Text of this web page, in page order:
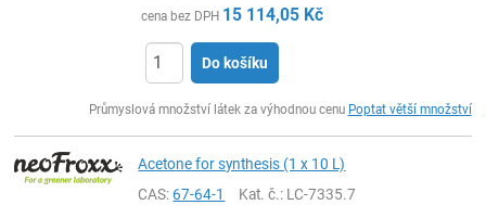
cena bez DPH 15 114,05 Kč
Do košíku
Průmyslová množství látek za výhodnou cenu Poptat větší množství
Acetone for synthesis (1 x 10 L)
CAS:67-64-1 Kat. č.: LC-7335.7